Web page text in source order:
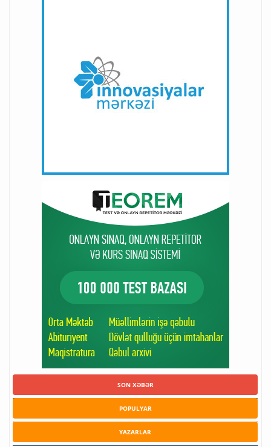
SON XƏBƏR
POPULYAR
YAZARLAR